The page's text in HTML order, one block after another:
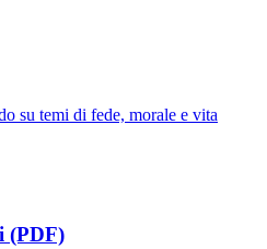
su temi di fede, morale e vita
(PDF)